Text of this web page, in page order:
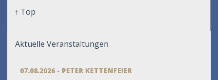
↑ Top
Aktuelle Veranstaltungen
07.08.2026 - PETER KETTENFEIER